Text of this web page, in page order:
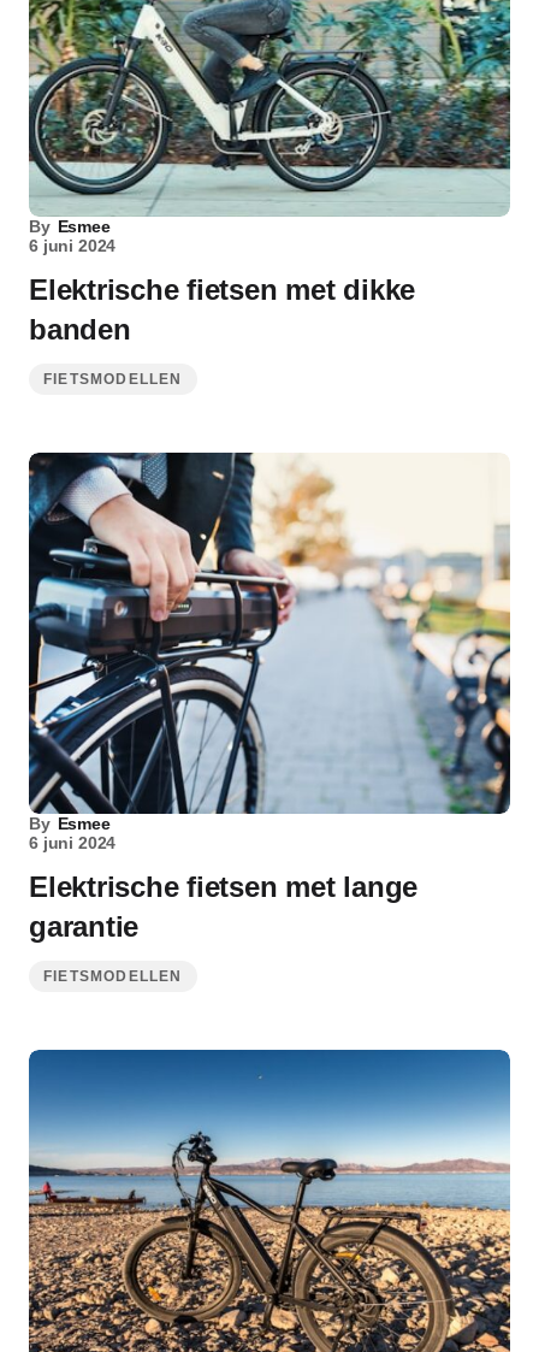
By Esmee
6 juni 2024
Elektrische fietsen met dikke
banden
FIETSMODELLEN
By Esmee
6 juni 2024
Elektrische fietsen met lange
garantie
FIETSMODELLEN